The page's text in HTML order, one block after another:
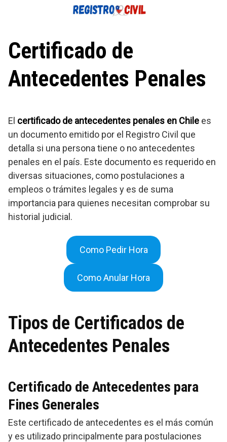
Certificado de
Antecedentes Penales
El certificado de antecedentes penales en Chile es
un documento emitido por el Registro Civil que
detalla si una persona tiene o no antecedentes
penales en el país. Este documento es requerido en
diversas situaciones, como postulaciones a
empleos o trámites legales y es de suma
importancia para quienes necesitan comprobar su
historial judicial.
Como Pedir Hora
Como Anular Hora
Tipos de Certificados de
Antecedentes Penales
Certificado de Antecedentes para
Fines Generales
Este certificado de antecedentes es el más común
y es utilizado principalmente para postulaciones